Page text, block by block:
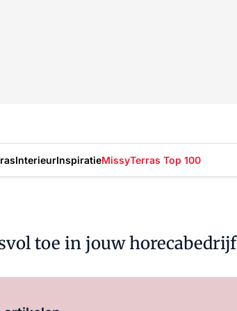
InterieurInspiratieMissyTerras Top 100
toe in jouw horecabedrijf